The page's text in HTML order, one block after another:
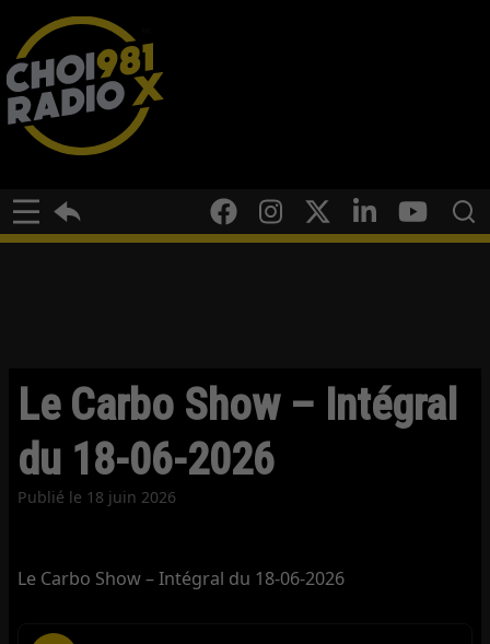
Le Carbo Show – Intégral
du 18-06-2026
Publié le 18 juin 2026
Le Carbo Show – Intégral du 18-06-2026